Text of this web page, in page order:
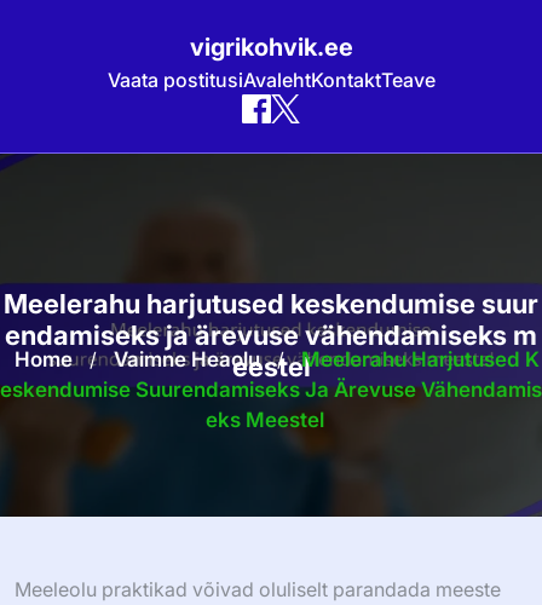
vigrikohvik.ee
Vaata postitusiAvalehtKontaktTeave
Skip
Meelerahu harjutused keskendumise suur
endamiseks ja ärevuse vähendamiseks m
eestel
Home / Vaimne Heaolu / Meelerahu Harjutused K
Eskendumise Suurendamiseks Ja Ärevuse Vähendamis
Eks Meestel
Meeleolu praktikad võivad oluliselt parandada meeste